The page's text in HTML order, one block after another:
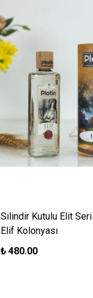
Silindir Kutulu Elit
Elif Kolonyası
₺ 480.00